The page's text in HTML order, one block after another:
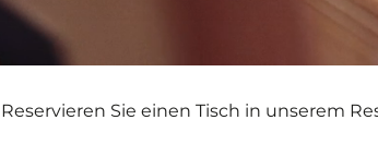
Reservieren Sie einen Tisch in unserem